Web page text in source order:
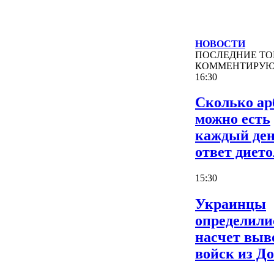
НОВОСТИ
ПОСЛЕДНИЕ
16:30
Сколько
можно есть
каждый
ответ
15:30
Украинцы
насчет
войск из